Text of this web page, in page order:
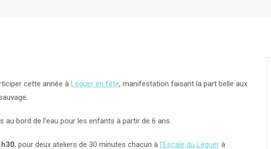
cette année à Léguer en fête, manifestation faisant la part belle aux
bord de l’eau pour les enfants à partir de 6 ans.
, pour deux ateliers de 30 minutes chacun à l’Escale du Léguer à